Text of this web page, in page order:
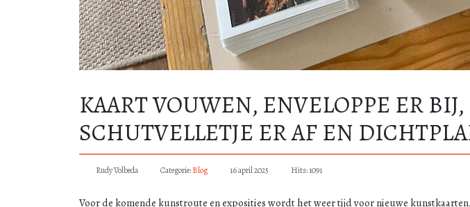
KAART VOUWEN, ENVELOPPE ER
SCHUTVELLETJE ER AF EN
Rudy Volbeda Categorie:Blog 16 april 2025 Hits: 1091
Voor de komende kunstroute en exposities wordt het weer tijd voor nieuwe